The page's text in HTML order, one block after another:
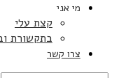
מי אני
קצת עלי
בתקשורת
צרו קשר